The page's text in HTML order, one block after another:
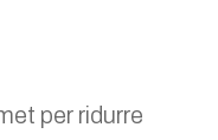
per ridurre